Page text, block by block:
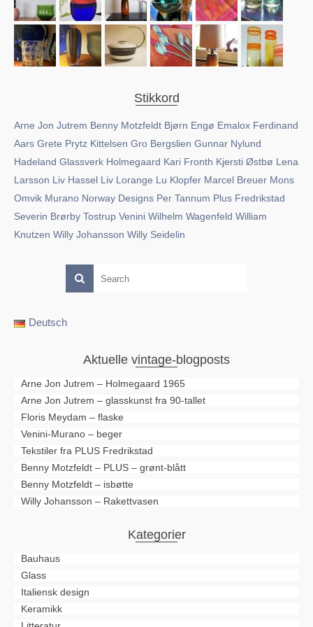
Stikkord
Arne Jon Jutrem Benny Motzfeldt Bjørn Engø Emalox Ferdinand
Aars Grete Prytz Kittelsen Gro Bergslien Gunnar Nylund
Hadeland Glassverk Holmegaard Kari Fronth Kjersti Østbø Lena
Larsson Liv Hassel Liv Lorange Lu Klopfer Marcel Breuer Mons
Omvik Murano Norway Designs Per Tannum Plus Fredrikstad
Severin Brørby Tostrup Venini Wilhelm Wagenfeld William
Knutzen Willy Johansson Willy Seidelin
Deutsch
Aktuelle vintage-blogposts
Arne Jon Jutrem – Holmegaard 1965
Arne Jon Jutrem – glasskunst fra 90-tallet
Floris Meydam – flaske
Venini-Murano – beger
Tekstiler fra PLUS Fredrikstad
Benny Motzfeldt – PLUS – grønt-blått
Benny Motzfeldt – isbøtte
Willy Johansson – Rakettvasen
Kategorier
Bauhaus
Glass
Italiensk design
Keramikk